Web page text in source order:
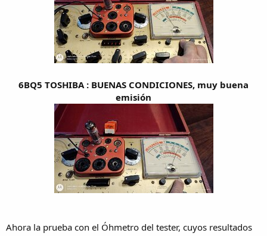
6BQ5 TOSHIBA : BUENAS CONDICIONES, muy buena
emisión
Ahora la prueba con el Óhmetro del tester, cuyos resultados